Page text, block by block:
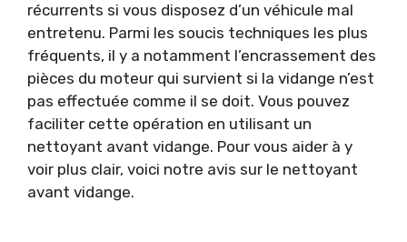
récurrents si vous disposez d’un véhicule mal
entretenu. Parmi les soucis techniques les plus
fréquents, il y a notamment l’encrassement des
pièces du moteur qui survient si la vidange n’est
pas effectuée comme il se doit. Vous pouvez
faciliter cette opération en utilisant un
nettoyant avant vidange. Pour vous aider à y
voir plus clair, voici notre avis sur le nettoyant
avant vidange.